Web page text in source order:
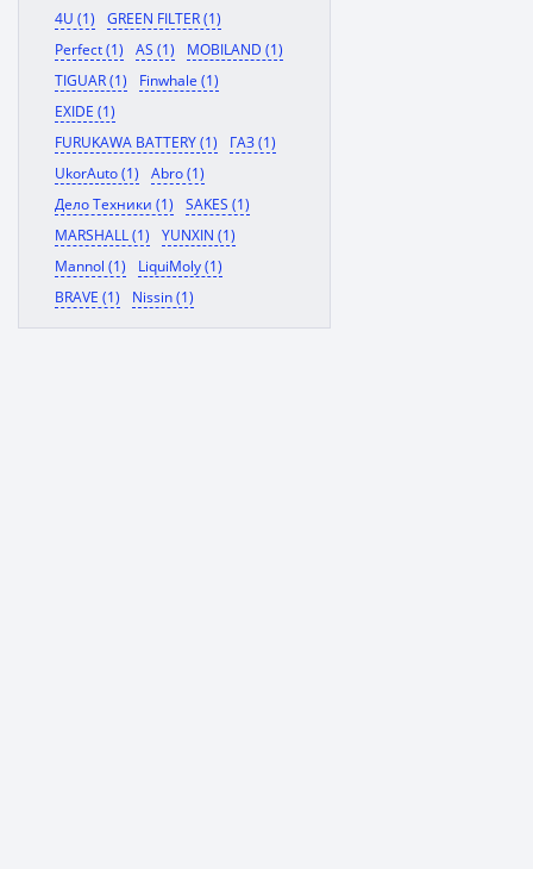
4U (1)
GREEN FILTER (1)
Perfect (1)
AS (1)
MOBILAND (1)
TIGUAR (1)
Finwhale (1)
EXIDE (1)
FURUKAWA BATTERY (1)
ГАЗ (1)
UkorAuto (1)
Abro (1)
Дело Техники (1)
SAKES (1)
MARSHALL (1)
YUNXIN (1)
Mannol (1)
LiquiMoly (1)
BRAVE (1)
Nissin (1)